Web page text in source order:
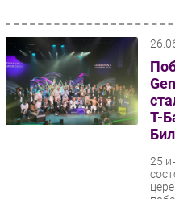
Web
Безопасность
Инновации
CIO/Управление ИТ
Т-
25